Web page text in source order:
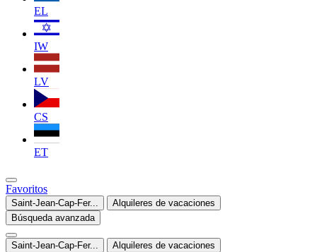
EL
IW
LV
CS
ET
Favoritos
Saint-Jean-Cap-Fer...
Alquileres de vacaciones
Búsqueda avanzada
Saint-Jean-Cap-Fer...
Alquileres de vacaciones